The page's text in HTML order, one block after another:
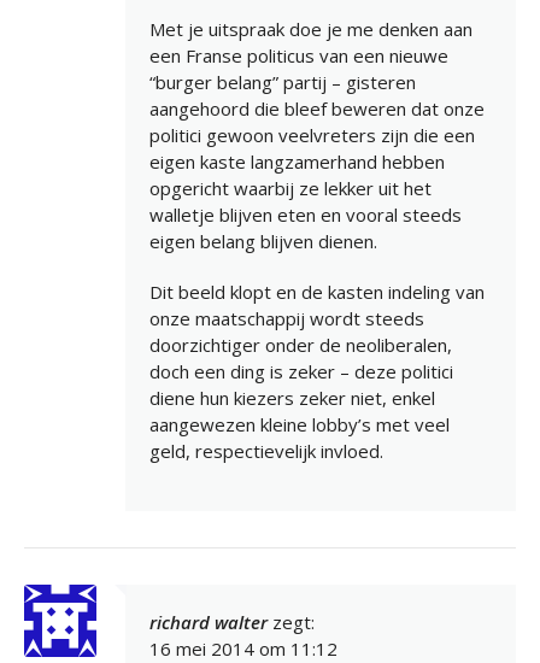
Met je uitspraak doe je me denken aan
een Franse politicus van een nieuwe
“burger belang” partij – gisteren
aangehoord die bleef beweren dat onze
politici gewoon veelvreters zijn die een
eigen kaste langzamerhand hebben
opgericht waarbij ze lekker uit het
walletje blijven eten en vooral steeds
eigen belang blijven dienen.
Dit beeld klopt en de kasten indeling van
onze maatschappij wordt steeds
doorzichtiger onder de neoliberalen,
doch een ding is zeker – deze politici
diene hun kiezers zeker niet, enkel
aangewezen kleine lobby’s met veel
geld, respectievelijk invloed.
richard walter zegt:
16 mei 2014 om 11:12